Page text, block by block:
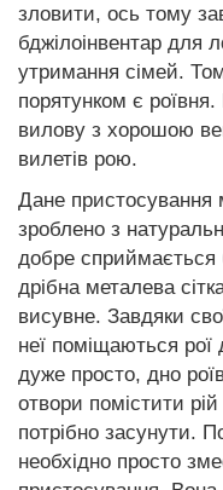
зловити, ось тому
бджілоінвентар для
утримання сімей.
порятунком є
вилову з хорошою
вилетів рою.
Дане пристосування
зроблено з
добре сприймається
дрібна металева
висувне. Завдяки
неї поміщаються
дуже просто, дно
отвори помістити
потрібно засунути.
необхідно просто